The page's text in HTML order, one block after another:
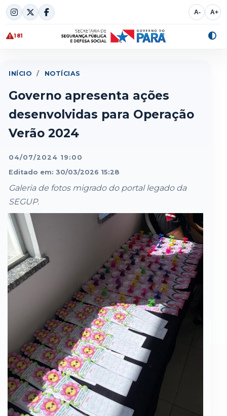
Skip
to
content
A- A+
181
INÍCIO / NOTÍCIAS
Governo apresenta ações
desenvolvidas para Operação
Verão 2024
04/07/2024 19:00
Editado em: 30/03/2026 15:28
Galeria de fotos migrado do portal legado da
SEGUP.